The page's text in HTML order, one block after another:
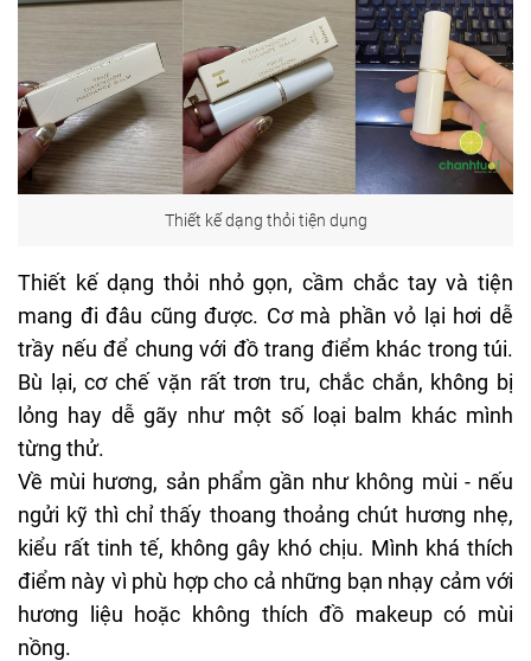
Thiết kế dạng thỏi tiện dụng
Thiết kế dạng thỏi nhỏ gọn, cầm chắc tay và tiện
mang đi đâu cũng được. Cơ mà phần vỏ lại hơi dễ
trầy nếu để chung với đồ trang điểm khác trong túi.
Bù lại, cơ chế vặn rất trơn tru, chắc chắn, không bị
lỏng hay dễ gãy như một số loại balm khác mình
từng thử.
Về mùi hương, sản phẩm gần như không mùi - nếu
ngửi kỹ thì chỉ thấy thoang thoảng chút hương nhẹ,
kiểu rất tinh tế, không gây khó chịu. Mình khá thích
điểm này vì phù hợp cho cả những bạn nhạy cảm với
hương liệu hoặc không thích đồ makeup có mùi
nồng.